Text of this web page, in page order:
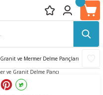
Granit ve Mermer Delme Pançları